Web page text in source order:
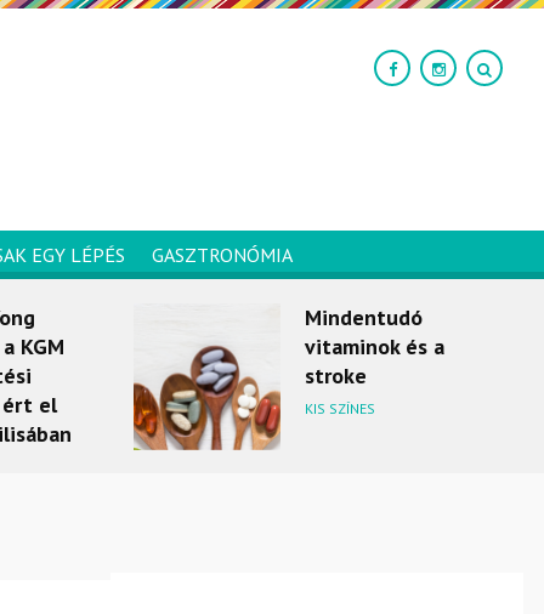
EGY LÉPÉS GASZTRONÓMIA
KGM
el
Mindentudó
vitaminok és a
stroke
KIS SZÍNES